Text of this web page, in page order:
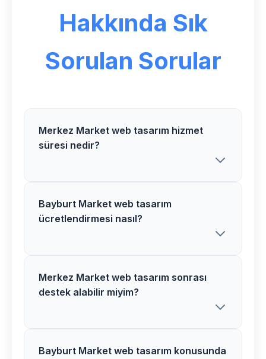
Hakkında Sık
Sorulan Sorular
Merkez Market web tasarım hizmet
süresi nedir?
Merkez bölgesindeki Market web
tasarım projelerimiz ortalama 3-5 hafta
Bayburt Market web tasarım
ücretlendirmesi nasıl?
Bayburt bölgesinde Market web
tasarım ücretlerimiz proje özelliklerine
Merkez Market web tasarım sonrası
destek alabilir miyim?
Kesinlikle! Merkez bölgesindeki tüm
Bayburt Market web tasarım konusunda